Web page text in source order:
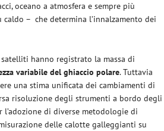
oceano a atmosfera e sempre più
caldo – che determina l’innalzamento dei
hanno registrato la massa di
variabile del ghiaccio polare. Tuttavia
una stima unificata dei cambiamenti di
risoluzione degli strumenti a bordo degli
l’adozione di diverse metodologie di
delle calotte galleggianti su